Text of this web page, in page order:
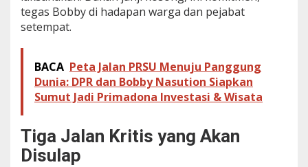
a
p
u
s
2
0
,
tegas Bobby di hadapan warga dan pejabat
setempat.
BACA Peta Jalan PRSU Menuju Panggung
Dunia: DPR dan Bobby Nasution Siapkan
Sumut Jadi Primadona Investasi & Wisata
Tiga Jalan Kritis yang Akan
Disulap